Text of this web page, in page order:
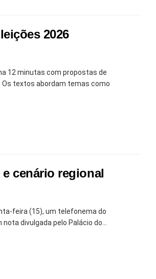
2026
12 minutas com propostas de
Os textos abordam temas como
cenário regional
feira (15), um telefonema do
divulgada pelo Palácio do...